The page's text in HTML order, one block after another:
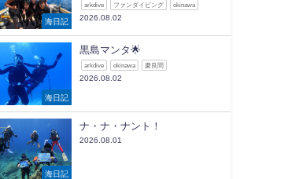
海日記
arkdive ファンダイビング okinawa
2026.08.02
海日記
黒島マンタ🌟
arkdive okinawa 慶良間
2026.08.02
海日記
ナ・ナ・ナント！
2026.08.01